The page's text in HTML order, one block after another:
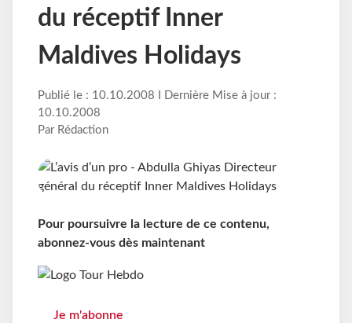
du réceptif Inner
Maldives Holidays
Publié le : 10.10.2008 I Dernière Mise à jour :
10.10.2008
Par Rédaction
Pour poursuivre la lecture de ce contenu,
abonnez-vous dès maintenant
Je m'abonne